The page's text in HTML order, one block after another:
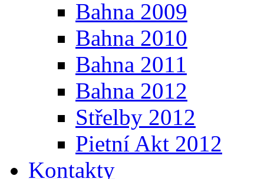
Bahna 2009
Bahna 2010
Bahna 2011
Bahna 2012
Střelby 2012
Pietní Akt 2012
Kontakty